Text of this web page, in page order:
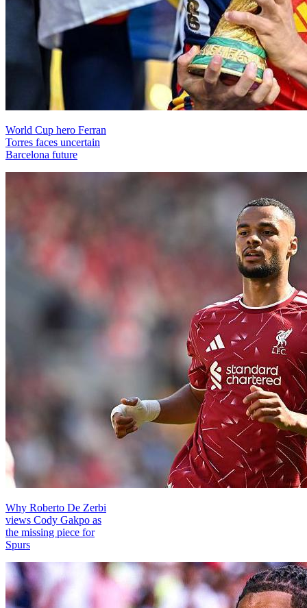
World Cup hero Ferran
Torres faces uncertain
Barcelona future
Why Roberto De Zerbi
views Cody Gakpo as
the missing piece for
Spurs